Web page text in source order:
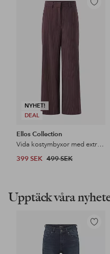
NYHET!
DEAL
Lägg
Ellos Collection
Vida kostymbyxor med extra hög midja
399 SEK 499 SEK
Upptäck våra
Lägg